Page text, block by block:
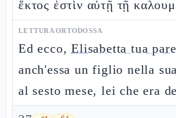
ἕκτος ἐστὶν αὐτῇ τῇ
LETTURA ORTODOSSA
Ed ecco,Elisabetta tua
anch'essa un figlio nella
al sesto mese, lei che era